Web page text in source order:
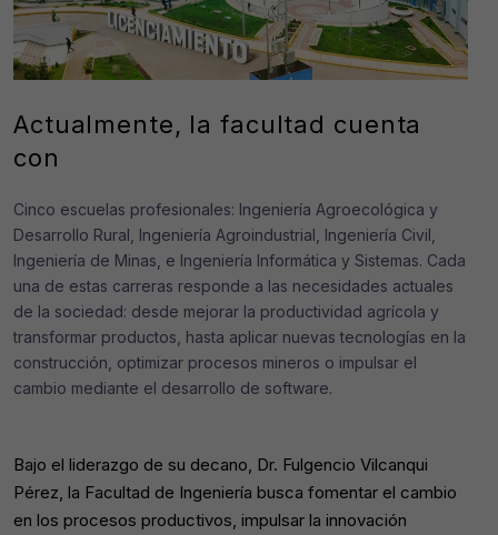
Actualmente, la facultad cuenta
con
Cinco escuelas profesionales: Ingeniería Agroecológica y
Desarrollo Rural, Ingeniería Agroindustrial, Ingeniería Civil,
Ingeniería de Minas, e Ingeniería Informática y Sistemas. Cada
una de estas carreras responde a las necesidades actuales
de la sociedad: desde mejorar la productividad agrícola y
transformar productos, hasta aplicar nuevas tecnologías en la
construcción, optimizar procesos mineros o impulsar el
cambio mediante el desarrollo de software.
Bajo el liderazgo de su decano, Dr. Fulgencio Vilcanqui
Pérez, la Facultad de Ingeniería busca fomentar el cambio
en los procesos productivos, impulsar la innovación